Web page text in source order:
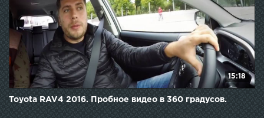
15:18
Toyota RAV4 2016. Пробное видео в 360 градусов.